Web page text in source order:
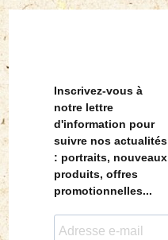
Inscrivez-vous à
notre lettre
d'information pour
suivre nos actualités
: portraits, nouveaux
produits, offres
promotionnelles...